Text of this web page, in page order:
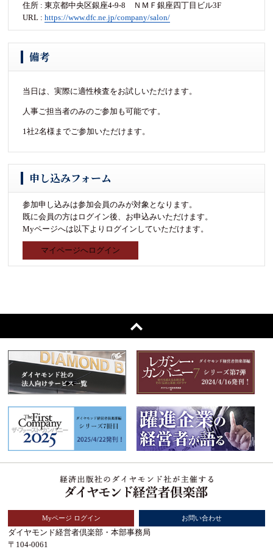
住所 : 東京都中央区銀座4-9-8 ＮＭＦ銀座四丁目ビル3F
URL :https://www.dfc.ne.jp/company/salon/
備考
当日は、実際に適性検査をお試しいただけます。
人事ご担当者のみのご参加も可能です。
1社2名様までご参加いただけます。
申し込みフォーム
参加申し込みは参加会員のみが対象となります。
既に会員の方はログイン後、お申込みいただけます。
Myページへは以下よりログインしていただけます。
マイページへログイン
Myページ ログイン お問い合わせ
ダイヤモンド経営者倶楽部・本部事務局
〒104-0061